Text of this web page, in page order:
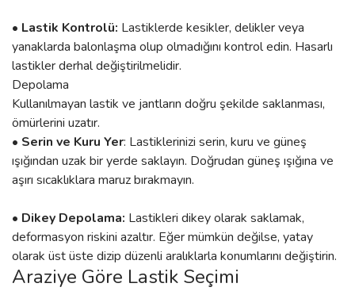
• Lastik Kontrolü: Lastiklerde kesikler, delikler veya
yanaklarda balonlaşma olup olmadığını kontrol edin. Hasarlı
lastikler derhal değiştirilmelidir.
Depolama
Kullanılmayan lastik ve jantların doğru şekilde saklanması,
ömürlerini uzatır.
• Serin ve Kuru Yer: Lastiklerinizi serin, kuru ve güneş
ışığından uzak bir yerde saklayın. Doğrudan güneş ışığına ve
aşırı sıcaklıklara maruz bırakmayın.
• Dikey Depolama: Lastikleri dikey olarak saklamak,
deformasyon riskini azaltır. Eğer mümkün değilse, yatay
olarak üst üste dizip düzenli aralıklarla konumlarını değiştirin.
Araziye Göre Lastik Seçimi